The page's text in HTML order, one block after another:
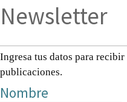
Newsletter
Ingresa tus datos para
publicaciones.
Nombre